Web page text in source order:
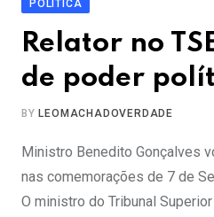
POLÍTICA
Relator no
de poder
BY LEOMACHADOVERDADE
Ministro Benedito Gonçalves
nas comemorações de 7 de
O ministro do Tribunal